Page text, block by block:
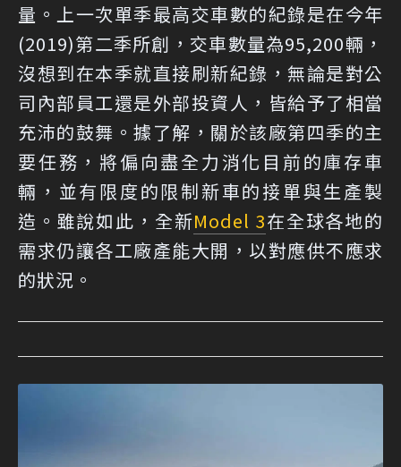
量。上一次單季最高交車數的紀錄是在今年
(2019)第二季所創，交車數量為95,200輛，
沒想到在本季就直接刷新紀錄，無論是對公
司內部員工還是外部投資人，皆給予了相當
充沛的鼓舞。據了解，關於該廠第四季的主
要任務，將偏向盡全力消化目前的庫存車
輛，並有限度的限制新車的接單與生產製
造。雖說如此，全新Model 3在全球各地的
需求仍讓各工廠產能大開，以對應供不應求
的狀況。